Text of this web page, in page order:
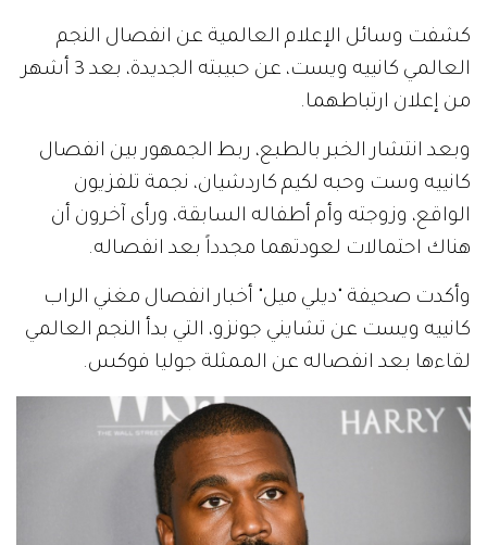
كشفت وسائل الإعلام العالمية عن انفصال النجم
العالمي كانييه ويست، عن حبيبته الجديدة، بعد 3 أشهر
من إعلان ارتباطهما.
وبعد انتشار الخبر بالطبع، ربط الجمهور بين انفصال
كانييه وست وحبه لكيم كاردشيان، نجمة تلفزيون
الواقع، وزوجته وأم أطفاله السابقة، ورأى آخرون أن
هناك احتمالات لعودتهما مجدداً بعد انفصاله.
وأكدت صحيفة "ديلي ميل" أخبار انفصال مغني الراب
كانييه ويست عن تشايني جونزو، التي بدأ النجم العالمي
لقاءها بعد انفصاله عن الممثلة جوليا فوكس.